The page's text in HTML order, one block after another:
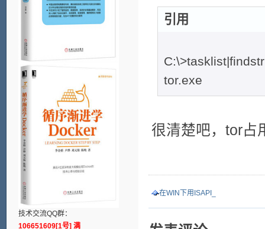
引用
tor.exe
很清楚吧，tor占
在WIN下用ISAPI_
技术交流QQ群：
106651609[1号] 满